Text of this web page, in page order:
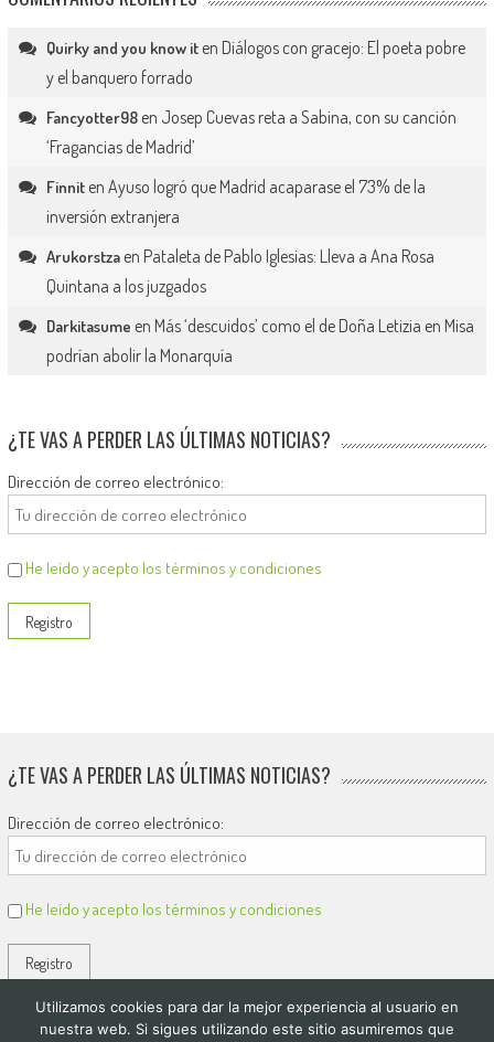
Quirky and you know iten Diálogos con gracejo: El poeta pobre
y el banquero forrado
Fancyotter98en Josep Cuevas reta a Sabina, con su canción
‘Fragancias de Madrid’
Finniten Ayuso logró que Madrid acaparase el 73% de la
inversión extranjera
Arukorstzaen Pataleta de Pablo Iglesias: Lleva a Ana Rosa
Quintana a los juzgados
Darkitasume en Más ‘descuidos’ como el de Doña Letizia en Misa
podrían abolir la Monarquía
¿TE VAS A PERDER LAS ÚLTIMAS NOTICIAS?
Dirección de correo electrónico:
He leído y acepto los términos y condiciones
¿TE VAS A PERDER LAS ÚLTIMAS NOTICIAS?
Dirección de correo electrónico:
He leído y acepto los términos y condiciones
Utilizamos cookies para dar la mejor experiencia al usuario en
nuestra web. Si sigues utilizando este sitio asumiremos que